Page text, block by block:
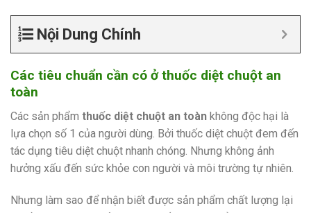
Nội Dung Chính
Các tiêu chuẩn cần có ở thuốc diệt chuột an
toàn
Các sản phẩm thuốc diệt chuột an toàn không độc hại là
lựa chọn số 1 của người dùng. Bởi thuốc diệt chuột đem đến
tác dụng tiêu diệt chuột nhanh chóng. Nhưng không ảnh
hưởng xấu đến sức khỏe con người và môi trường tự nhiên.
Nhưng làm sao để nhận biết được sản phẩm chất lượng lại